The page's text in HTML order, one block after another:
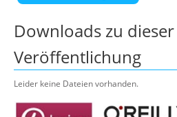
Downloads zu dieser
Veröffentlichung
Leider keine Dateien vorhanden.